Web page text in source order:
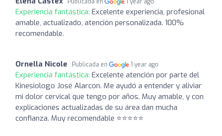
Experiencia fantástica: Excelente experiencia, profesional
amable, actualizado, atención personalizada. 100%
recomendable.
Ornella Nicole Publicada en 1 year ago
Experiencia fantástica: Excelente atención por parte del
Kinesiologo José Alarcon. Me ayudó a entender y aliviar
mi dolor cervical que tengo por años. Muy amable, y con
explicaciones actualizadas de su área dan mucha
confianza. Muy recomendable ⭐️⭐️⭐️⭐️⭐️